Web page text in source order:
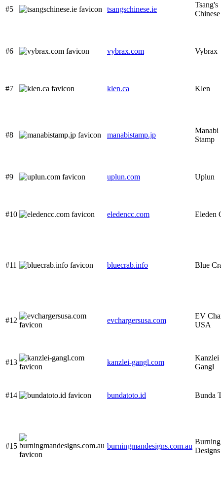
#5 tsangschinese.ie
Tsang's
Chinese
#6 vybrax.com Vybrax
#7 klen.ca Klen
#8 manabistamp.jp
Manabi
Stamp
#9 uplun.com Uplun
#10 eledencc.com Eleden
#11 bluecrab.info Blue
#12 evchargersusa.com
EV
USA
#13 kanzlei-gangl.com
Kanzlei
Gangl
#14 bundatoto.id Bunda
#15 burningmandesigns.com.au
Designs